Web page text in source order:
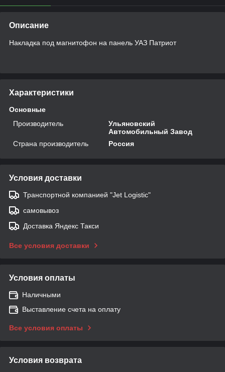
Описание
Накладка под магнитофон на панель УАЗ Патриот
Характеристики
Основные
Производитель
Ульяновский
Автомобильный Завод
Страна производитель
Россия
Условия доставки
Транспортной компанией "Jet Logistic"
самовывоз
Доставка Яндекс Такси
Все условия доставки
Условия оплаты
Наличными
Выставление счета на оплату
Все условия оплаты
Условия возврата